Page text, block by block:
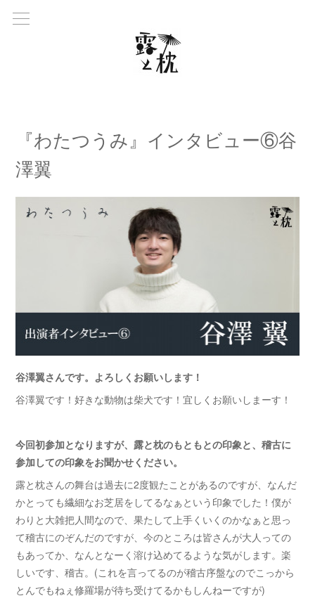
『わたつうみ』インタビュー⑥谷
澤翼
谷澤翼さんです。よろしくお願いします！
谷澤翼です！好きな動物は柴犬です！宜しくお願いしまーす！
今回初参加となりますが、露と枕のもともとの印象と、稽古に
参加しての印象をお聞かせください。
露と枕さんの舞台は過去に2度観たことがあるのですが、なんだ
かとっても繊細なお芝居をしてるなぁという印象でした！僕が
わりと大雑把人間なので、果たして上手くいくのかなぁと思っ
て稽古にのぞんだのですが、今のところは皆さんが大人っての
もあってか、なんとなーく溶け込めてるような気がします。楽
しいです、稽古。(これを言ってるのが稽古序盤なのでこっから
とんでもねぇ修羅場が待ち受けてるかもしんねーですが)